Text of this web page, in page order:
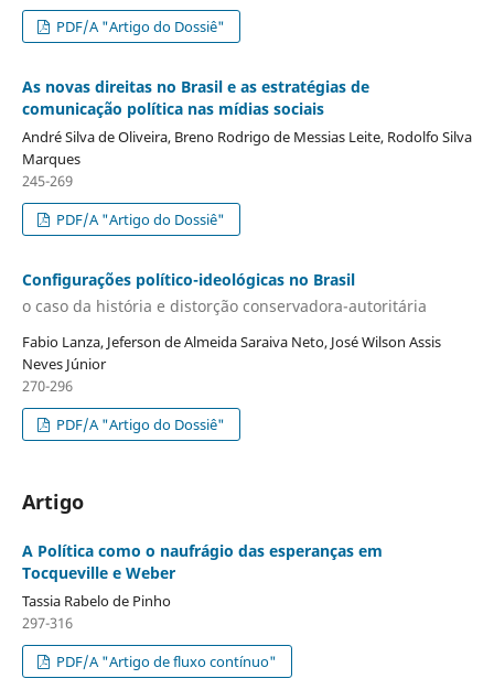
PDF/A "Artigo do Dossiê"
As novas direitas no Brasil e as estratégias de
comunicação política nas mídias sociais
André Silva de Oliveira, Breno Rodrigo de Messias Leite, Rodolfo Silva
Marques
245-269
PDF/A "Artigo do Dossiê"
Configurações político-ideológicas no Brasil
o caso da história e distorção conservadora-autoritária
Fabio Lanza, Jeferson de Almeida Saraiva Neto, José Wilson Assis
Neves Júnior
270-296
PDF/A "Artigo do Dossiê"
Artigo
A Política como o naufrágio das esperanças em
Tocqueville e Weber
Tassia Rabelo de Pinho
297-316
PDF/A "Artigo de fluxo contínuo"